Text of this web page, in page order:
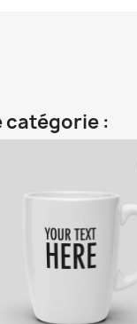
catégorie :